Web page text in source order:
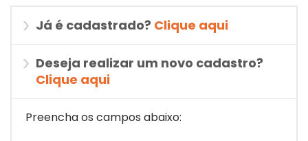
Já é cadastrado? Clique aqui
Deseja realizar um novo cadastro?
Clique aqui
Preencha os campos abaixo: